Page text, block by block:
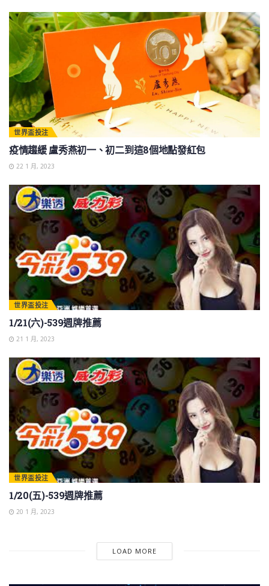
世界盃投注
疫情趨緩 盧秀燕初一、初二到這8個地點發紅包
22 1 月, 2023
世界盃投注
1/21(六)-539週牌推薦
21 1 月, 2023
世界盃投注
1/20(五)-539週牌推薦
20 1 月, 2023
LOAD MORE